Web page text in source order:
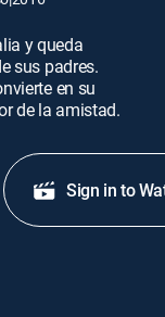
y queda
sus padres.
en su
de la amistad.
Sign in to